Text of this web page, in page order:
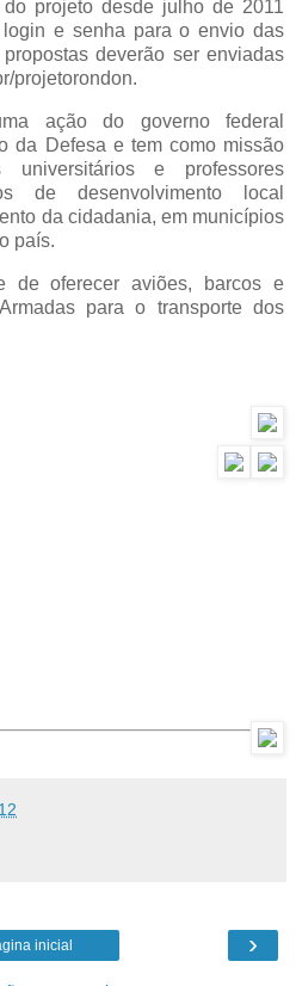
projeto desde julho de 2011
e senha para o envio das
deverão ser enviadas
projetorondon.
ação do governo federal
da Defesa e tem como missão
universitários e professores
de desenvolvimento local
da cidadania, em municípios
país.
de oferecer aviões, barcos e
para o transporte dos
›
inicial